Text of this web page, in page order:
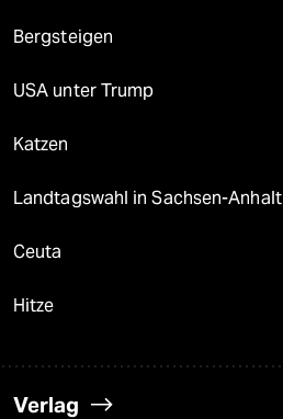
Bergsteigen
USA unter Trump
Katzen
Landtagswahl in Sachsen-Anhalt
Ceuta
Hitze
Verlag